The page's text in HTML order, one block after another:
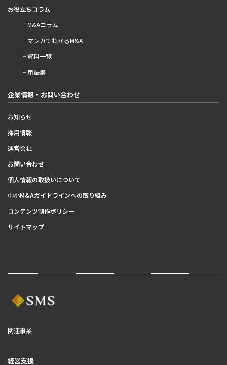
お役立ちコラム
└ M&Aコラム
└ マンガでわかるM&A
└ 資料一覧
└ 用語集
企業情報・お問い合わせ
お知らせ
採用情報
運営会社
お問い合わせ
個人情報の取扱いについて
中小M&Aガイドラインへの取り組み
コンテンツ制作ポリシー
サイトマップ
関連事業
経営支援